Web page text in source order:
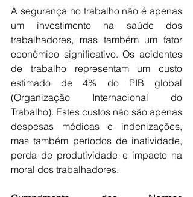
A segurança no trabalho não é apenas
um investimento na saúde dos
trabalhadores, mas também um fator
econômico significativo. Os acidentes
de trabalho representam um custo
estimado de 4% do PIB global
(Organização Internacional do
Trabalho). Estes custos não são apenas
despesas médicas e indenizações,
mas também períodos de inatividade,
perda de produtividade e impacto na
moral dos trabalhadores.